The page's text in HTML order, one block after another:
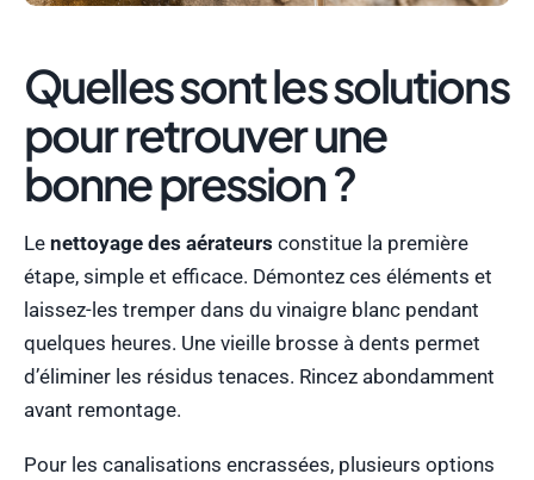
Quelles sont les solutions
pour retrouver une
bonne pression ?
Le nettoyage des aérateurs constitue la première
étape, simple et efficace. Démontez ces éléments et
laissez-les tremper dans du vinaigre blanc pendant
quelques heures. Une vieille brosse à dents permet
d’éliminer les résidus tenaces. Rincez abondamment
avant remontage.
Pour les canalisations encrassées, plusieurs options